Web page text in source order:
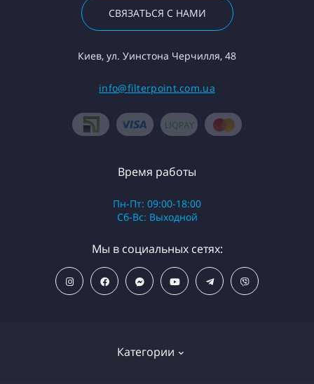
СВЯЗАТЬСЯ С НАМИ
Киев, ул. Уинстона Черчилля, 48
info@filterpoint.com.ua
Категории
Время работы
Пн-Пт: 09:00-18:00
Сб-Вс: Выходной
Мы в социальных сетях: